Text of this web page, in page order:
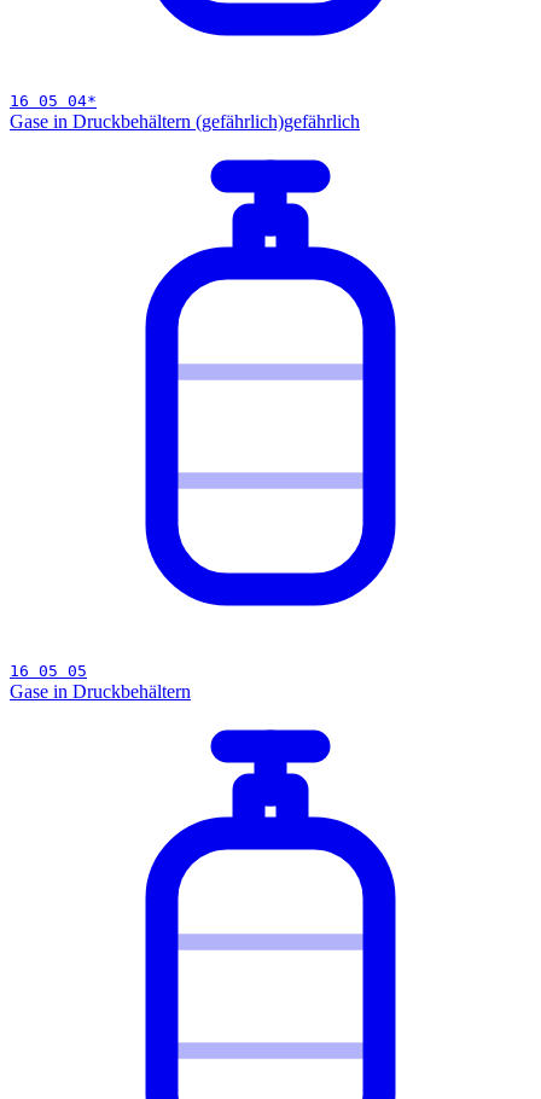
16 05 04*
Gase in Druckbehältern (gefährlich)gefährlich
16 05 05
Gase in Druckbehältern